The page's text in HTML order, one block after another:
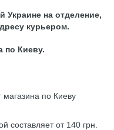
Украине на отделение,
курьером.
по Киеву.
магазина по Киеву
составляет от 140 грн.